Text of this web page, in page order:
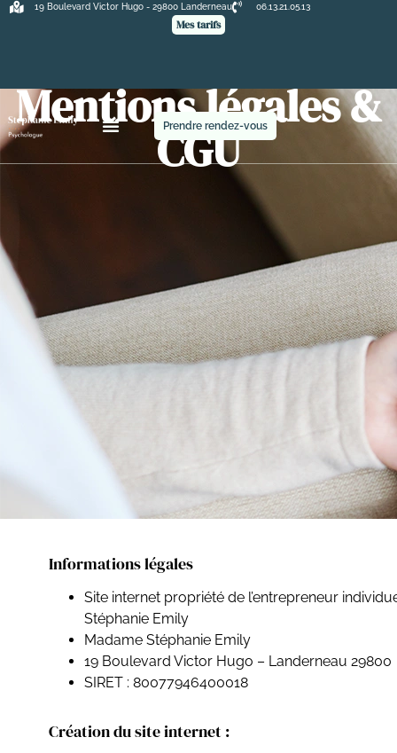
19 Boulevard Victor Hugo - 29800 Landerneau 06.13.21.05.13
Mes tarifs
Prendre rendez-vous
Mentions légales &
CGU
Informations légales
Site internet propriété de l’entrepreneur
Stéphanie Emily
Madame Stéphanie Emily
19 Boulevard Victor Hugo – Landerneau 29800
SIRET : 80077946400018
Création du site internet :